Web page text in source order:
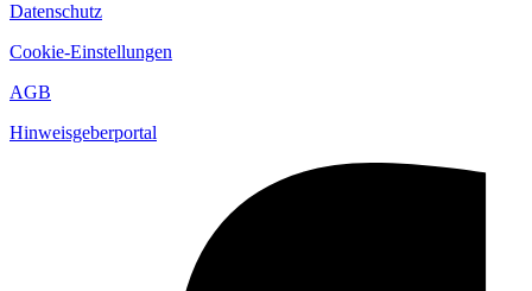
Datenschutz
Cookie-Einstellungen
AGB
Hinweisgeberportal